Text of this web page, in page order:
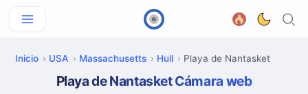
Inicio USA Massachusetts Hull Playa de Nantasket
Playa de Nantasket Cámara web